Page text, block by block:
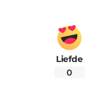
Liefde
0